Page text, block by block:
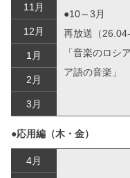
●10～3月
再放送（26.04-
「音楽のロシ
ア語の音楽」
11月
12月
1月
2月
3月
●応用編（木・金）
4月